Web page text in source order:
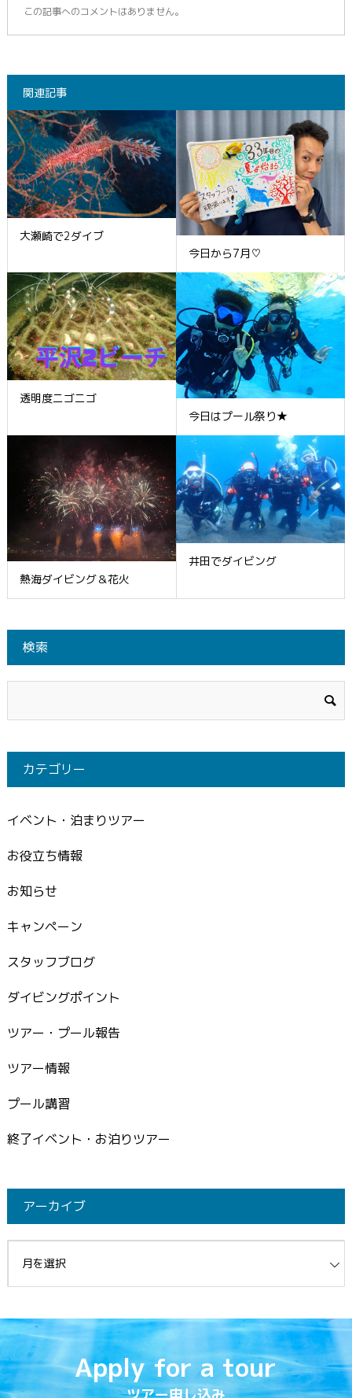
この記事へのコメントはありません。
関連記事
大瀬崎で2ダイブ
今日から7月♡
透明度ニゴニゴ
今日はプール祭り★
熱海ダイビング＆花火
井田でダイビング
検索
カテゴリー
イベント・泊まりツアー
お役立ち情報
お知らせ
キャンペーン
スタッフブログ
ダイビングポイント
ツアー・プール報告
ツアー情報
プール講習
終了イベント・お泊りツアー
アーカイブ
Apply for a tour